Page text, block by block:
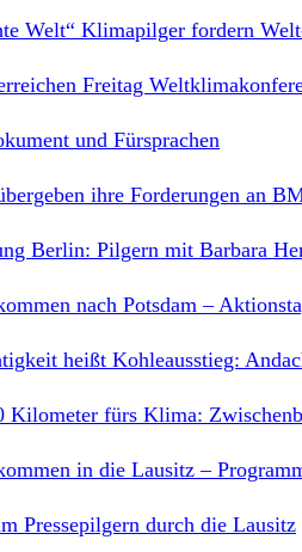
Welt“ Klimapilger fordern
Freitag
und Fürsprachen
ihre Forderungen an
Berlin: Pilgern mit Barbara
nach Potsdam –
heißt Kohleausstieg:
Kilometer fürs Klima:
in die Lausitz –
Pressepilgern durch die Lausitz